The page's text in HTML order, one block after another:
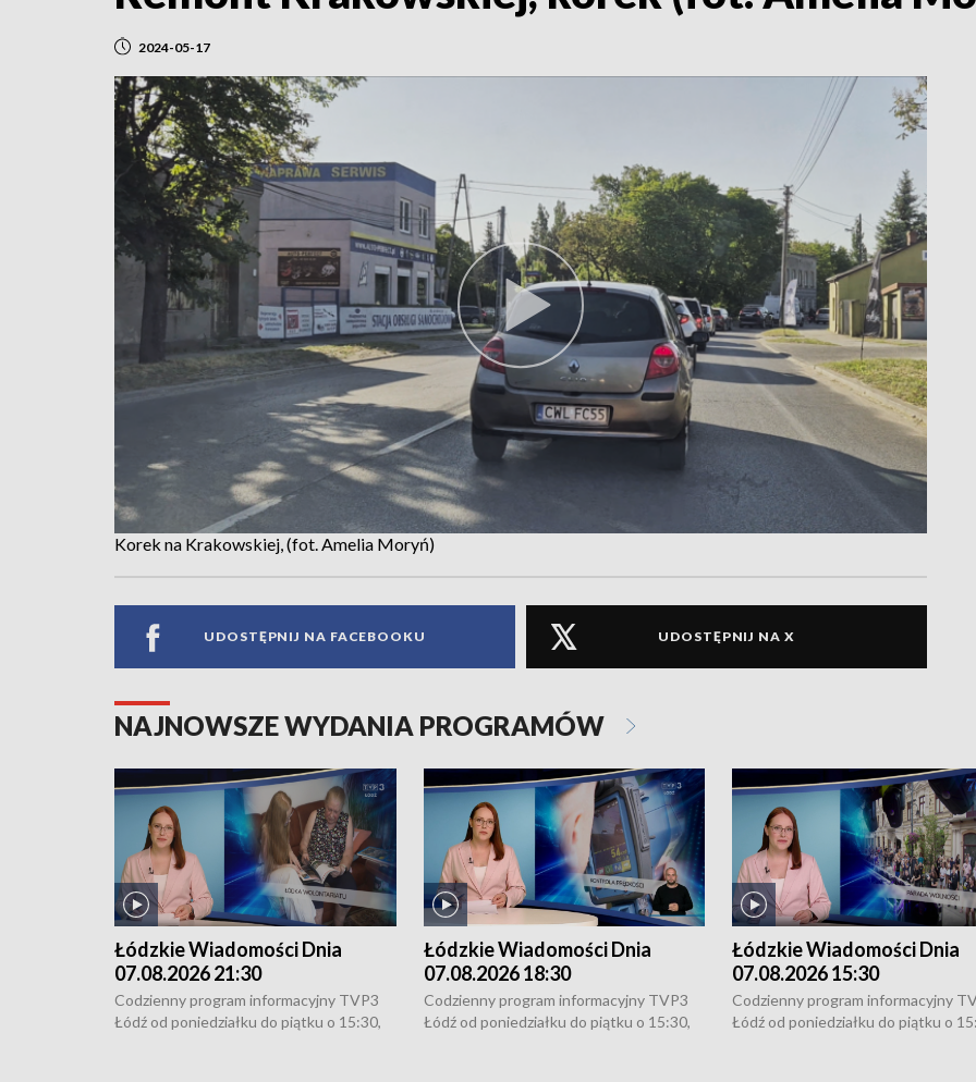
2024-05-17
Korek na Krakowskiej, (fot. Amelia Moryń)
UDOSTĘPNIJ NA FACEBOOKU UDOSTĘPNIJ NA X
NAJNOWSZE WYDANIA PROGRAMÓW
Łódzkie Wiadomości Dnia
07.08.2026 21:30
Codzienny program informacyjny TVP3
Łódź od poniedziałku do piątku o 15:30,
Łódzkie Wiadomości Dnia
07.08.2026 18:30
Codzienny program informacyjny TVP3
Łódź od poniedziałku do piątku o 15:30,
Łódzkie Wiadomości Dnia
07.08.2026 15:30
Codzienny program informacyjny
Łódź od poniedziałku do piątku o